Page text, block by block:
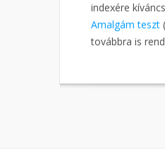
indexére
Amalgám teszt
továbbra is